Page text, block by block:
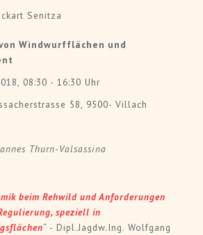
Windwurfflächen und
08:30 - 16:30 Uhr
58, 9500- Villach
Thurn-Valsassina
beim Rehwild und Anforderungen
speziell in
“ - Dipl.Jagdw.Ing. Wolfgang